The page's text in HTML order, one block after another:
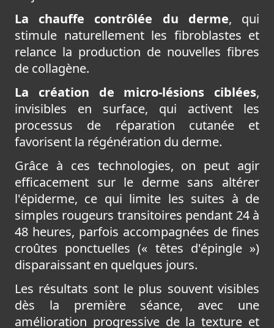
La chauffe contrôlée du derme, qui
stimule naturellement les fibroblastes et
relance la production de nouvelles fibres
de collagène.
La création de micro-lésions ciblées,
invisibles en surface, qui activent les
processus de réparation cutanée et
favorisent la régénération du derme.
Grâce à ces technologies, on peut agir
efficacement sur le derme sans altérer
l'épiderme, ce qui limite les suites à de
simples rougeurs transitoires pendant 24 à
48 heures, parfois accompagnées de fines
croûtes ponctuelles (« têtes d'épingle »)
disparaissant en quelques jours.
Les résultats sont le plus souvent visibles
dès la première séance, avec une
amélioration progressive de la texture et